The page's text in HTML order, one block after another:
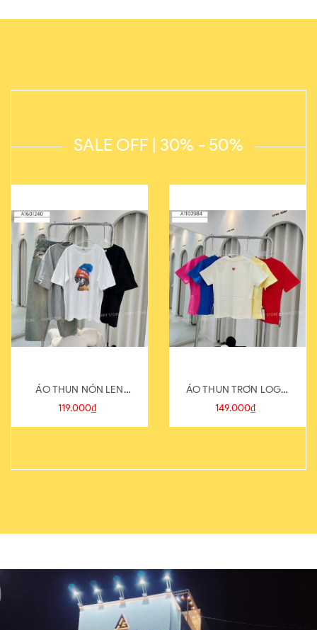
SALE OFF | 30% - 50%
ÁO THUN NÓN LEN
821-1
119.000₫
ÁO THUN TRƠN LOGO
SAU
149.000₫